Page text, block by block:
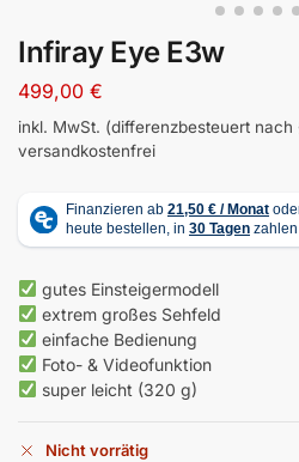
Infiray Eye E3w
499,00 €
inkl. MwSt. (differenzbesteuert nach
versandkostenfrei
gutes Einsteigermodell
extrem großes Sehfeld
einfache Bedienung
Foto- & Videofunktion
super leicht (320 g)
Nicht vorrätig